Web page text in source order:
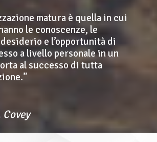
matura è quella in cui
le conoscenze, le
e l’opportunità di
a livello personale in un
al successo di tutta
Covey